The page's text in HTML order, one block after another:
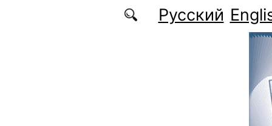
Перейти к основному содержаниюРусский